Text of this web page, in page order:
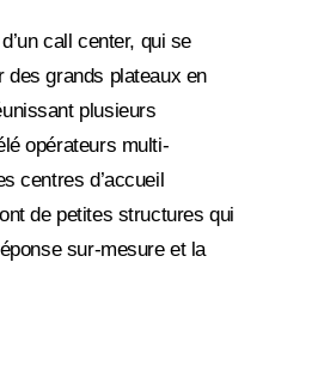
call center, qui se
des grands plateaux en
plusieurs
opérateurs multi-
centres d’accueil
de petites structures qui
sur-mesure et la